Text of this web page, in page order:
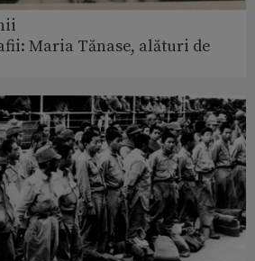
Maria Tănase, alături de